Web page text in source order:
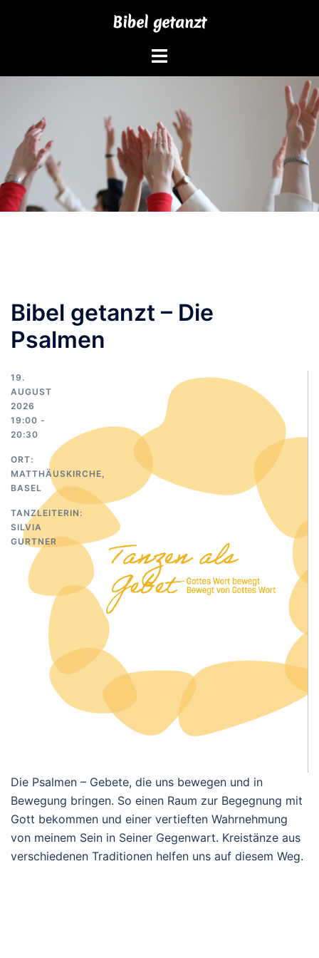
Bibel getanzt
Bibel getanzt – Die
Psalmen
19.
AUGUST
2026
19:00 -
20:30
ORT:
MATTHÄUSKIRCHE,
BASEL
TANZLEITERIN:
SILVIA
GURTNER
Die Psalmen – Gebete, die uns bewegen und in
Bewegung bringen. So einen Raum zur Begegnung mit
Gott bekommen und einer vertieften Wahrnehmung
von meinem Sein in Seiner Gegenwart. Kreistänze aus
verschiedenen Traditionen helfen uns auf diesem Weg.